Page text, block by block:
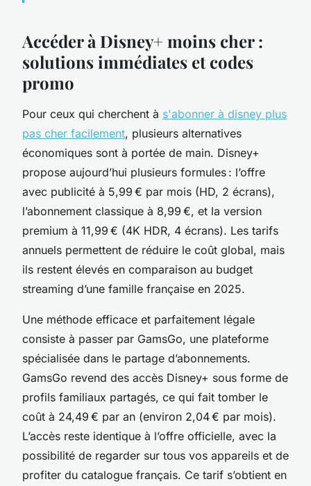
Accéder à Disney+ moins cher :
solutions immédiates et codes
promo
Pour ceux qui cherchent à s'abonner à disney plus
pas cher facilement, plusieurs alternatives
économiques sont à portée de main. Disney+
propose aujourd’hui plusieurs formules : l’offre
avec publicité à 5,99 € par mois (HD, 2 écrans),
l’abonnement classique à 8,99 €, et la version
premium à 11,99 € (4K HDR, 4 écrans). Les tarifs
annuels permettent de réduire le coût global, mais
ils restent élevés en comparaison au budget
streaming d’une famille française en 2025.
Une méthode efficace et parfaitement légale
consiste à passer par GamsGo, une plateforme
spécialisée dans le partage d’abonnements.
GamsGo revend des accès Disney+ sous forme de
profils familiaux partagés, ce qui fait tomber le
coût à 24,49 € par an (environ 2,04 € par mois).
L’accès reste identique à l’offre officielle, avec la
possibilité de regarder sur tous vos appareils et de
profiter du catalogue français. Ce tarif s’obtient en